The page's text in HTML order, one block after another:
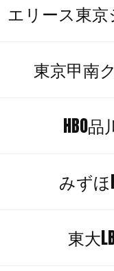
エリース東
東京甲南
HBO品
みずほ
東大